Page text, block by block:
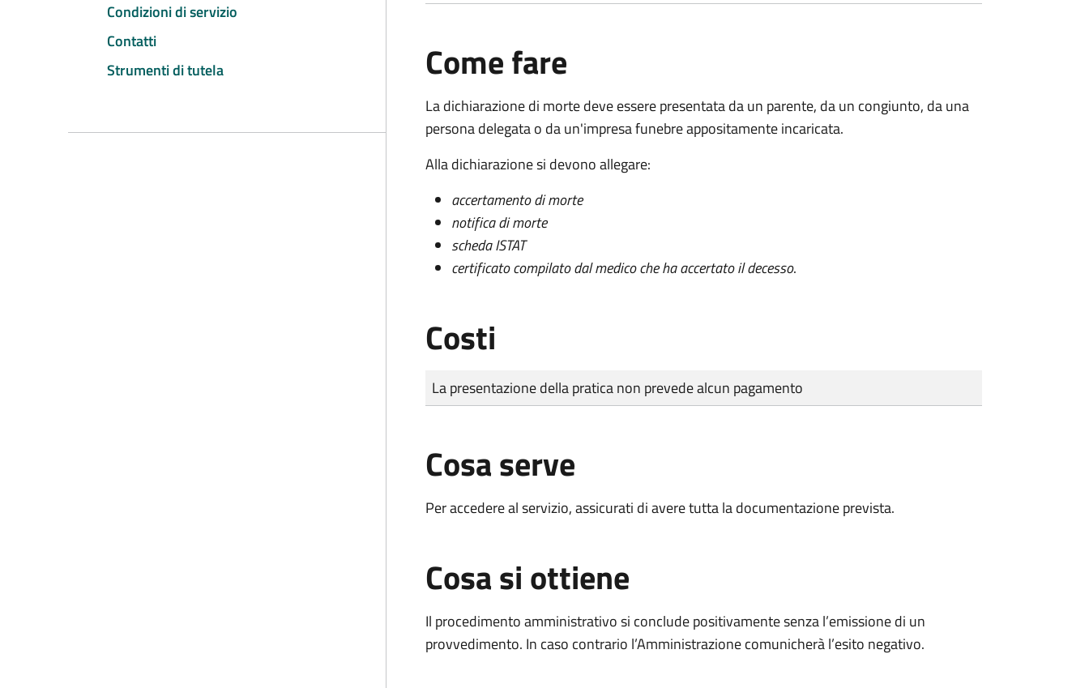
Condizioni di servizio
Contatti
Strumenti di tutela
Come fare
La dichiarazione di morte deve essere presentata da un parente, da un congiunto, da una
persona delegata o da un'impresa funebre appositamente incaricata.
Alla dichiarazione si devono allegare:
accertamento di morte
notifica di morte
scheda ISTAT
certificato compilato dal medico che ha accertato il decesso.
Costi
Tipo di pagamento
Importo
La presentazione della pratica non prevede alcun pagamento
Cosa serve
Per accedere al servizio, assicurati di avere tutta la documentazione prevista.
Cosa si ottiene
Il procedimento amministrativo si conclude positivamente senza l’emissione di un
provvedimento. In caso contrario l’Amministrazione comunicherà l’esito negativo.